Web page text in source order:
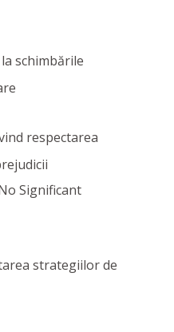
schimbările
respectarea
Significant
strategiilor de